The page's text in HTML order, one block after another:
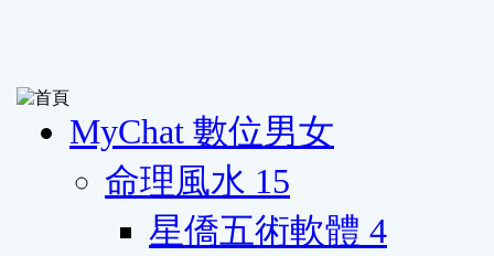
MyChat 數位男女
命理風水 15
星僑五術軟體 4